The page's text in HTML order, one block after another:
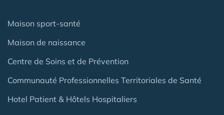
Maison sport-santé
Maison de naissance
Centre de Soins et de Prévention
Communauté Professionnelles Territoriales de Santé
Hotel Patient & Hôtels Hospitaliers